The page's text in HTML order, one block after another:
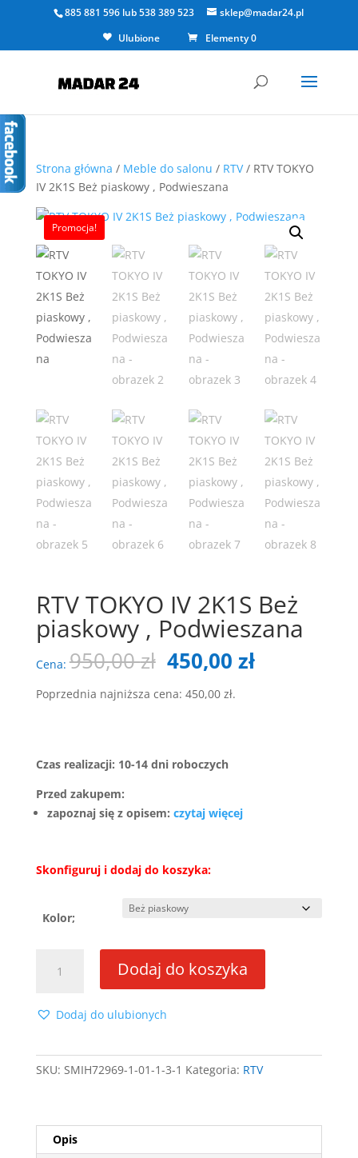
885 881 596 lub538 389 523
sklep@madar24.pl
Ulubione
Elementy 0
Strona główna / Meble do salonu / RTV/ RTV TOKYO
IV 2K1S Beż piaskowy , Podwieszana
Promocja!
RTV TOKYO IV 2K1S Beż
piaskowy , Podwieszana
Cena: 950,00zł Pierwotna
cena
wynosiła:
450,00 złAktualna
Poprzednia najniższa cena: 450,00 zł.
Czas realizacji: 10-14 dni roboczych
Przed zakupem:
zapoznaj się z opisem: czytaj więcej
Skonfiguruj i dodaj do koszyka:
Kolor;
IV
piaskowy
Dodaj do koszyka
Dodaj do ulubionych
SKU: SMIH72969-1-01-1-3-1 Kategoria: RTV
Opis